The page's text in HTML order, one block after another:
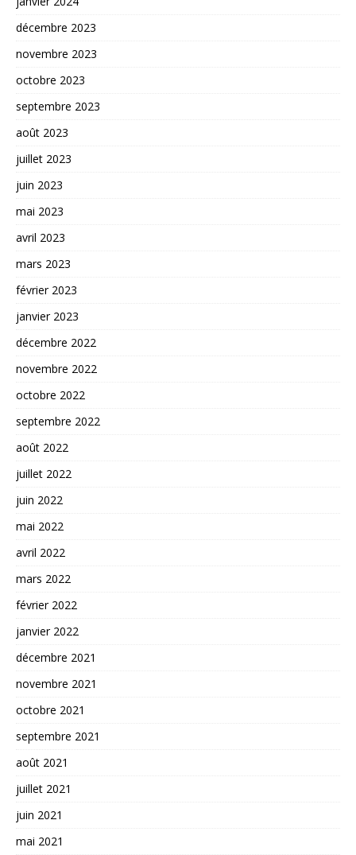
décembre 2023
novembre 2023
octobre 2023
septembre 2023
août 2023
juillet 2023
juin 2023
mai 2023
avril 2023
mars 2023
février 2023
janvier 2023
décembre 2022
novembre 2022
octobre 2022
septembre 2022
août 2022
juillet 2022
juin 2022
mai 2022
avril 2022
mars 2022
février 2022
janvier 2022
décembre 2021
novembre 2021
octobre 2021
septembre 2021
août 2021
juillet 2021
juin 2021
mai 2021